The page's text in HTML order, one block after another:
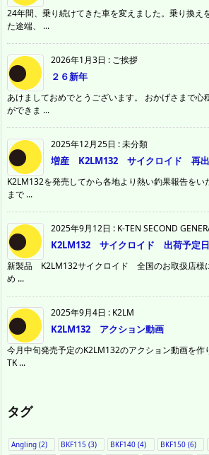
24年間、乗り続けてきた車を変えました。乗り換え
た途端、 ...
2026年1月3日 : ご挨拶
２６新年
あけましておめでとうございます。 おかげさまで心
ができま ...
2025年12月25日 :未分類
増産 K2LM132 サイクロイド 再出
K2LM132を発売してから各地より熱い釣果報告をい
まで ...
2025年9月12日 : K-TEN SECOND
K2LM132 サイクロイド 出荷予定日
新製品 K2LM132サイクロイド 全国のお取扱店様
め ...
2025年9月4日 : K2LM
K2LM132 アクション動画
今月中旬発売予定のK2LM132のアクション動画を作
TK ...
タグ
Angling (2) BKF115 (3) BKF140 (4) BKF150(6)